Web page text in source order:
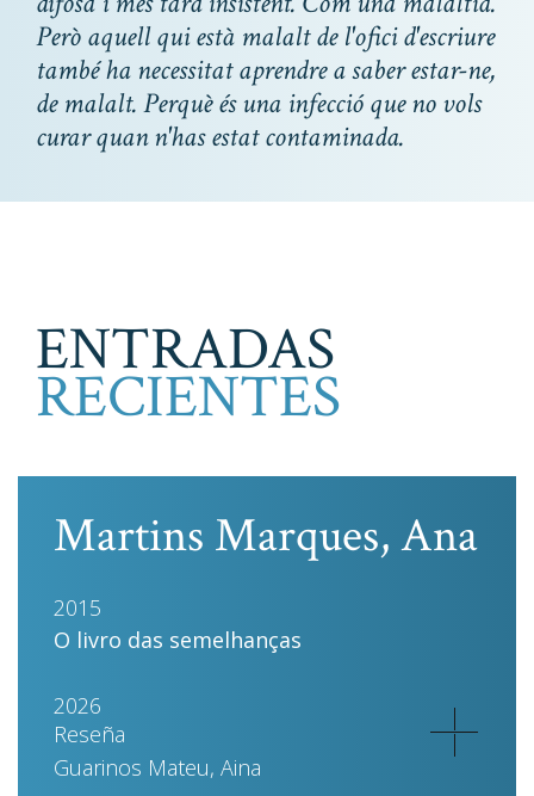
Però aquell qui està malalt de l'ofici d'escriure
també ha necessitat aprendre a saber estar-ne,
de malalt. Perquè és una infecció que no vols
curar quan n'has estat contaminada.
ENTRADAS
RECIENTES
Martins Marques, Ana
2015
O livro das semelhanças
2026
Reseña
Guarinos Mateu, Aina